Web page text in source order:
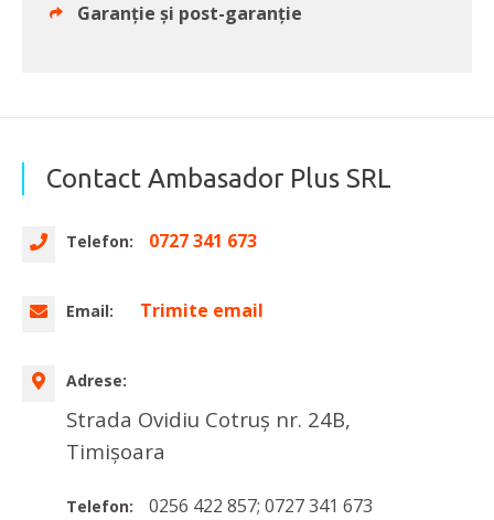
Garanție și post-garanție
Contact Ambasador Plus SRL
Telefon: 0727 341 673
Email: Trimite email
Adrese:
Strada Ovidiu Cotruș nr. 24B,
Timișoara
Telefon: 0256 422 857; 0727 341 673